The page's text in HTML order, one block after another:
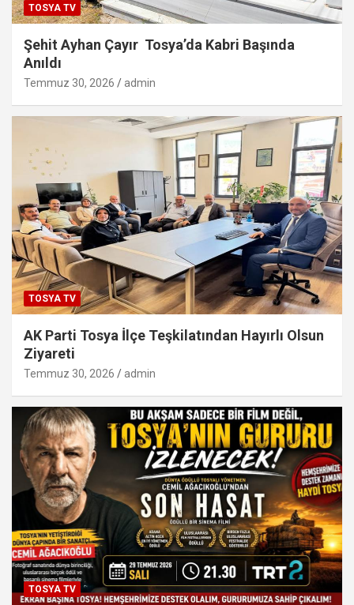
TOSYA TV
Şehit Ayhan Çayır Tosya’da Kabri Başında
Anıldı
Temmuz 30, 2026 admin
TOSYA TV
AK Parti Tosya İlçe Teşkilatından Hayırlı Olsun
Ziyareti
Temmuz 30, 2026 admin
TOSYA TV